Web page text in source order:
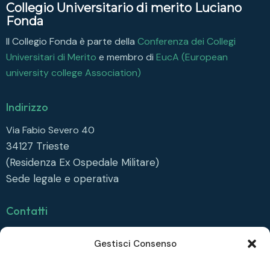
Gestisci Consenso
Collegio Universitario di merito Luciano
Fonda
Il Collegio Fonda è parte della Conferenza dei Collegi
Universitari di Merito e membro di EucA (European
university college Association)
Indirizzo
Via Fabio Severo 40
34127 Trieste
(Residenza Ex Ospedale Militare)
Sede legale e operativa
Contatti